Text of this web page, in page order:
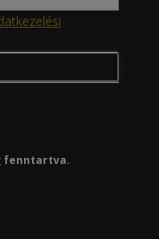
fenntartva.